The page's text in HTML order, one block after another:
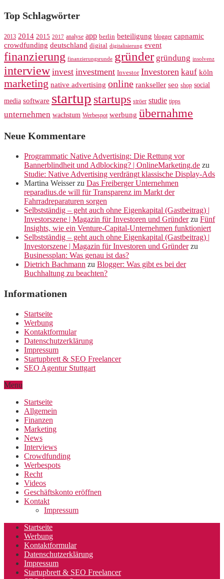
Top Schlagwörter
2013 2014 2015 2017 analyse app berlin beteiligung blogger capnamic
crowdfunding deutschland digital digitalisierung event
finanzierung finanzierungsrunde gründer gründung insolvenz
interview invest investment Investor Investoren kauf köln
marketing native advertising online rankseller seo shop social
media software startup startups ströer studie tipps
unternehmen wachstum Werbespot werbung übernahme
Neue Kommentare
Programmatic Native Advertising: Die Rettung vor
Bannerblindheit und Adblocking? | OnlineMarketing.de zu
Studie: Native Advertising verdrängt klassische Display-Ads
Martina Weisserzu Das Freiberger Unternehmen
reparadius.de will für Transparenz im Markt der
Fahrradreparaturen sorgen
Selbstständig – geht auch ohne Eigenkapital (Gastbeitrag) |
Investorszene | Magazin für Investoren und Gründerzu Fünf
Insights, wie ein Venture-Capital-Unternehmen funktioniert
Selbstständig – geht auch ohne Eigenkapital (Gastbeitrag) |
Investorszene | Magazin für Investoren und Gründerzu
Businessplan: Was genau ist das?
Dietrich Bachmann zu Blogger: Was gibt es bei der
Buchhaltung zu beachten?
Informationen
Startseite
Werbung
Kontaktformular
Datenschutzerklärung
Impressum
Startupbrett & SEO Freelancer
SEO Agentur Stuttgart
Menu
Startseite
Allgemein
Finanzen
Marketing
News
Interviews
Crowdfunding
Werbespots
Recht
Videos
Geschäftskonto eröffnen
Kontakt
Impressum
Startseite
Werbung
Kontaktformular
Datenschutzerklärung
Impressum
Startupbrett & SEO Freelancer